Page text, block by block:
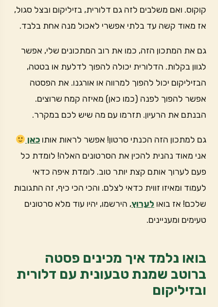
קוקוס. ואם משלבים לזה גם דלורית, בזיליקום ובצל סגול,
אז מאוד קשה עד בלתי אפשרי לאכול מנה אחת בלבד.
גם את המתכון הזה, כמו את רוב המתכונים שלי, אפשר
לגוון בקלות. הדלורית יכולה להפוך לדלעת או בטטה,
הבזיליקום יכול להפוך למרווה או אורגנו. את הפסטה
אפשר להפוך לפנה (כמו כאן) מאיזה קמח שרוצים.
הבנתם את הרעיון. תזרמו עם מה שיש לכם במקרר.
גם למתכון הזה הכנתי סרטון! אפשר לראות אותו כאן
אני מאוד נהנית להכין את הסרטונים האלה! לומדת כל
פעם לערוך אותם קצת יותר טוב. לומדת איפה כדאי
לעמוד ומאיזו זווית כדאי לצלם. והכי הכי כיף, זה התגובות
שלכם! אז בואו לערוץ, הירשמו, יהיו עוד מלא סרטונים
טעימים ומעניינים.
בואו נלמד איך מכינים פסטה
ברוטב שמנת טבעונית עם דלורית
ובזיליקום